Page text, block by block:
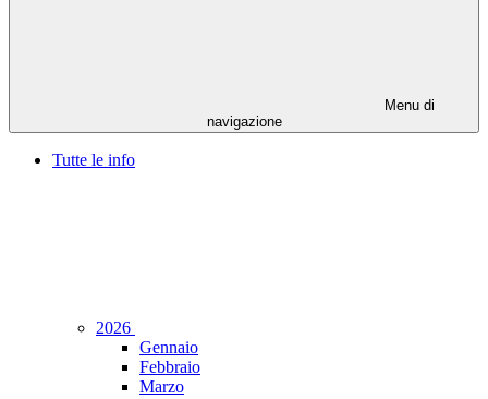
Menu di
navigazione
Tutte le info
2026
Gennaio
Febbraio
Marzo